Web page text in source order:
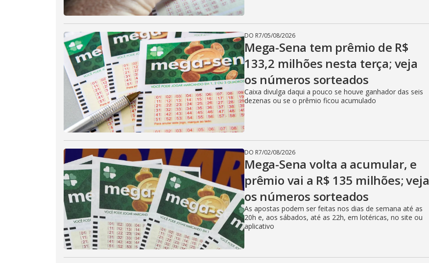
DO R7/05/08/2026
Mega-Sena tem prêmio de R$
133,2 milhões nesta terça; veja
os números sorteados
Caixa divulga daqui a pouco se houve ganhador das seis
dezenas ou se o prêmio ficou acumulado
DO R7/02/08/2026
Mega-Sena volta a acumular, e
prêmio vai a R$ 135 milhões; veja
os números sorteados
As apostas podem ser feitas nos dias de semana até as
20h e, aos sábados, até as 22h, em lotéricas, no site ou
aplicativo